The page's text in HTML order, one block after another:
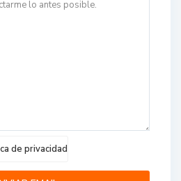
de privacidad